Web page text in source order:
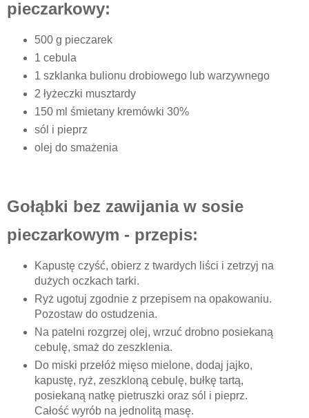
pieczarkowy:
500 g pieczarek
1 cebula
1 szklanka bulionu drobiowego lub warzywnego
2 łyżeczki musztardy
150 ml śmietany kremówki 30%
sól i pieprz
olej do smażenia
Gołąbki bez zawijania w sosie
pieczarkowym - przepis:
Kapustę czyść, obierz z twardych liści i zetrzyj na
dużych oczkach tarki.
Ryż ugotuj zgodnie z przepisem na opakowaniu.
Pozostaw do ostudzenia.
Na patelni rozgrzej olej, wrzuć drobno posiekaną
cebulę, smaż do zeszklenia.
Do miski przełóż mięso mielone, dodaj jajko,
kapustę, ryż, zeszkloną cebulę, bułkę tartą,
posiekaną natkę pietruszki oraz sól i pieprz.
Całość wyrób na jednolitą masę.